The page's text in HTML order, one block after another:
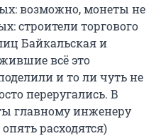
возможно, монеты не
строители торгового
Байкальская и
всё это
и то ли чуть не
переругались. В
главному инженеру
расходятся)